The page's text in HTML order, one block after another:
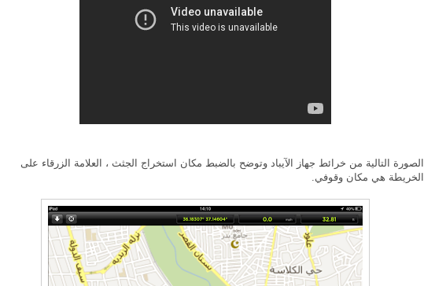
الصورة التالية من خرائط جهاز الآيباد وتوضح بالضبط مكان استخراج الجثث ، العلامة الزرقاء على
الخريطة هي مكان وقوفي.